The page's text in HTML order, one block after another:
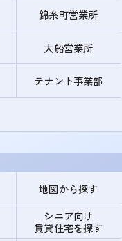
錦糸町営業所
大船営業所
テナント事業部
地図から探す
シニア向け
賃貸住宅を探す